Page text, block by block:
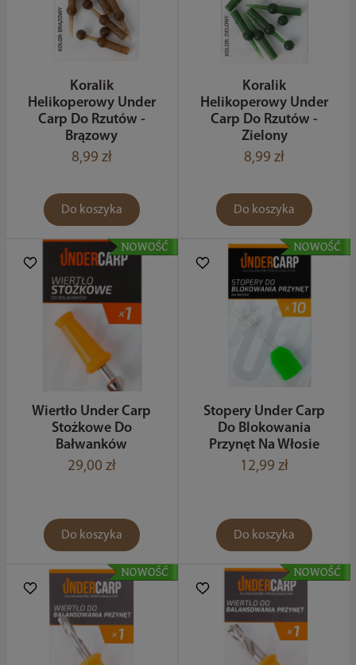
Koralik
Helikoperowy Under
Carp Do Rzutów -
Brązowy
8,99 zł
Do koszyka
Koralik
Helikoperowy Under
Carp Do Rzutów -
Zielony
8,99 zł
Do koszyka
Wiertło Under Carp
Stożkowe Do
Bałwanków
29,00 zł
Do koszyka
Stopery Under Carp
Do Blokowania
Przynęt Na Włosie
12,99 zł
Do koszyka